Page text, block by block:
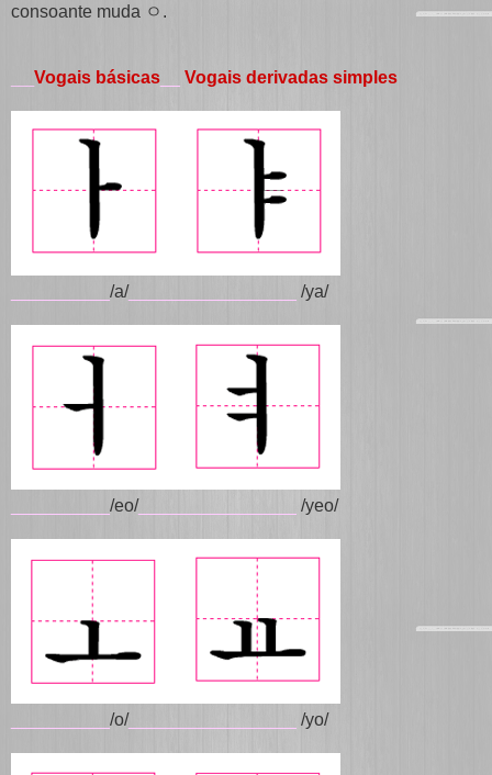
consoante muda ㅇ.
Vogais básicas Vogais derivadas simples
/a/_________________ /ya/
/eo/________________ /yeo/
/o/_________________ /yo/